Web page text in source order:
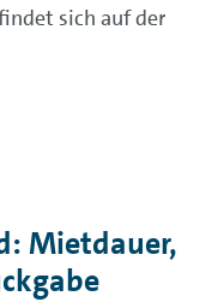
sich auf der
Mietdauer,